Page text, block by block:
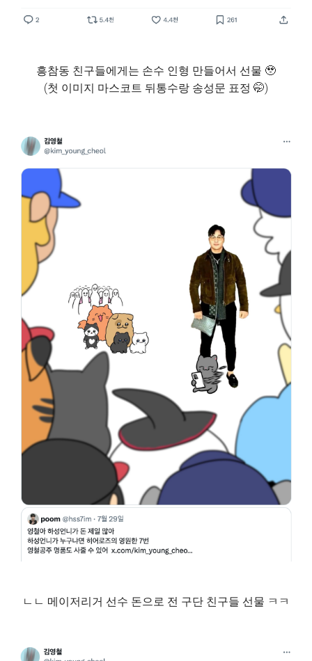
흥참동 친구들에게는 손수 인형 만들어서 선물 🥹
(첫 이미지 마스코트 뒤통수랑 송성문 표정 🤭)
ㄴㄴ 메이저리거 선수 돈으로 전 구단 친구들 선물 ㅋㅋ